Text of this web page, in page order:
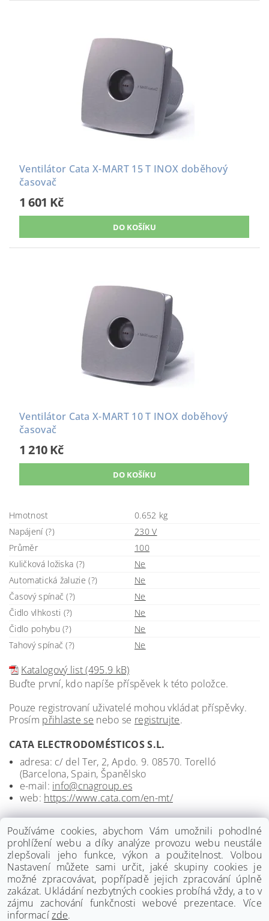
Ventilátor Cata X-MART 15 T INOX doběhový
časovač
1 601 Kč
Ventilátor Cata X-MART 10 T INOX doběhový
časovač
1 210 Kč
Hmotnost
0.652 kg
Napájení (?)
230 V
Průměr
100
Kuličková ložiska (?)
Ne
Automatická žaluzie (?)
Ne
Časový spínač (?)
Ne
Čidlo vlhkosti (?)
Ne
Čidlo pohybu (?)
Ne
Tahový spínač (?)
Ne
Katalogový list (495.9 kB)
Buďte první, kdo napíše příspěvek k této položce.
Pouze registrovaní uživatelé mohou vkládat příspěvky.
Prosím přihlaste se nebo se registrujte.
CATA ELECTRODOMÉSTICOS S.L.
adresa: c/ del Ter, 2, Apdo. 9. 08570. Torelló
(Barcelona, Spain, Španělsko
e-mail: info@cnagroup.es
web: https://www.cata.com/en-mt/
www.palmat.cz
Používáme cookies, abychom Vám umožnili pohodlné
prohlížení webu a díky analýze provozu webu neustále
zlepšovali jeho funkce, výkon a použitelnost. Volbou
Nastavení můžete sami určit, jaké skupiny cookies je
možné zpracovávat, popřípadě jejich zpracování úplně
zakázat. Ukládání nezbytných cookies probíhá vždy, a to v
zájmu zachování funkčnosti webové prezentace. Více
informacízde.